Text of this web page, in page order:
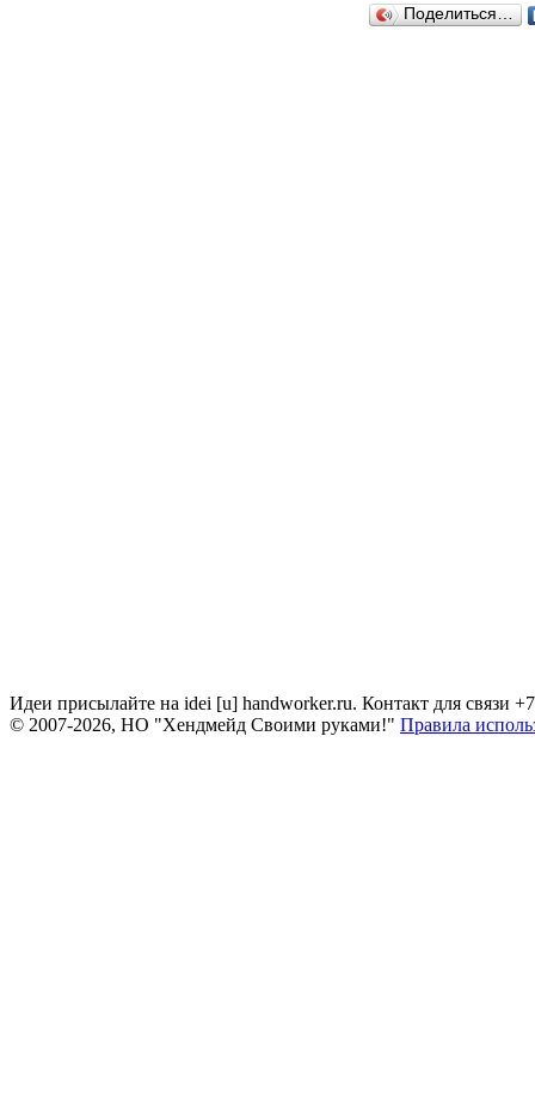
Поделиться…
Идеи присылайте на idei [u] handworker.ru. Контакт для связи
© 2007-2026, НО "Хендмейд Своими руками!" Правила